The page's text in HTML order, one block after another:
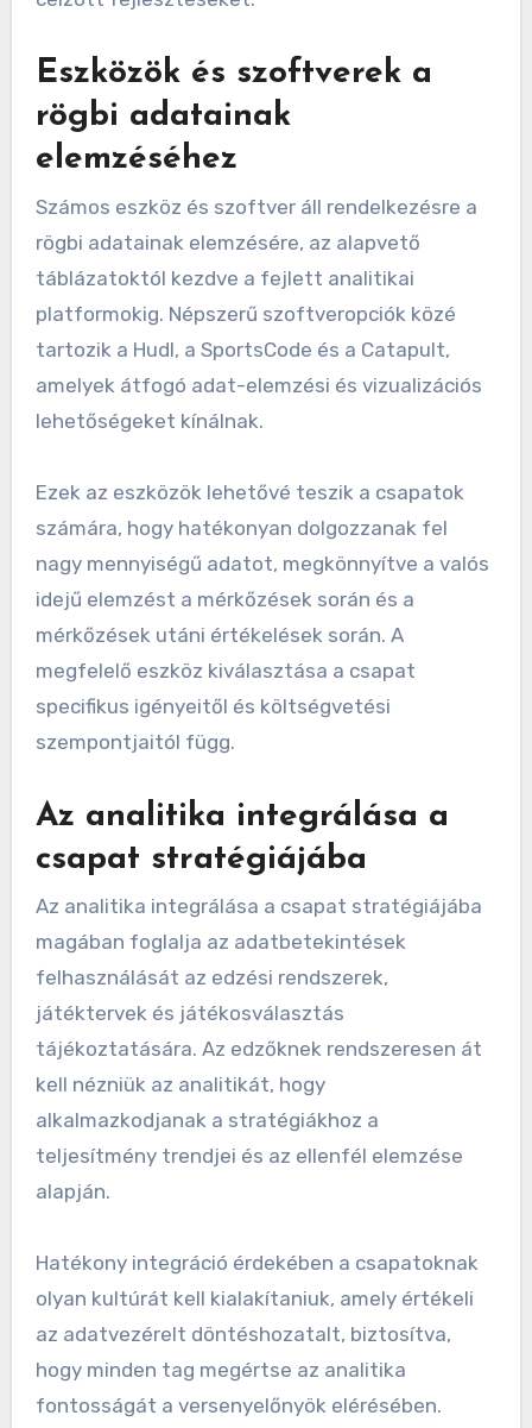
Eszközök és szoftverek a
rögbi adatainak
elemzéséhez
Számos eszköz és szoftver áll rendelkezésre a
rögbi adatainak elemzésére, az alapvető
táblázatoktól kezdve a fejlett analitikai
platformokig. Népszerű szoftveropciók közé
tartozik a Hudl, a SportsCode és a Catapult,
amelyek átfogó adat-elemzési és vizualizációs
lehetőségeket kínálnak.
Ezek az eszközök lehetővé teszik a csapatok
számára, hogy hatékonyan dolgozzanak fel
nagy mennyiségű adatot, megkönnyítve a valós
idejű elemzést a mérkőzések során és a
mérkőzések utáni értékelések során. A
megfelelő eszköz kiválasztása a csapat
specifikus igényeitől és költségvetési
szempontjaitól függ.
Az analitika integrálása a
csapat stratégiájába
Az analitika integrálása a csapat stratégiájába
magában foglalja az adatbetekintések
felhasználását az edzési rendszerek,
játéktervek és játékosválasztás
tájékoztatására. Az edzőknek rendszeresen át
kell nézniük az analitikát, hogy
alkalmazkodjanak a stratégiákhoz a
teljesítmény trendjei és az ellenfél elemzése
alapján.
Hatékony integráció érdekében a csapatoknak
olyan kultúrát kell kialakítaniuk, amely értékeli
az adatvezérelt döntéshozatalt, biztosítva,
hogy minden tag megértse az analitika
fontosságát a versenyelőnyök elérésében.